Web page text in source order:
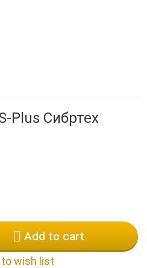
Plus Сибртех
Add to cart
wish list